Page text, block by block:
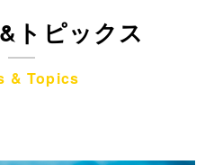
トピックス
& Topics